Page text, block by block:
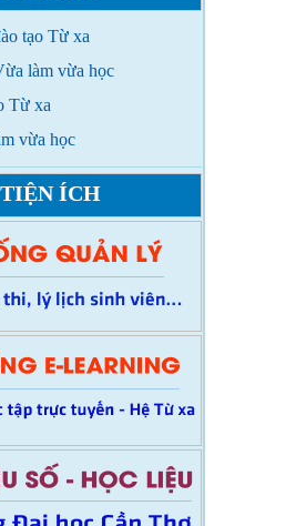
tạo Từ xa
làm vừa học
Từ xa
vừa học
ÍCH